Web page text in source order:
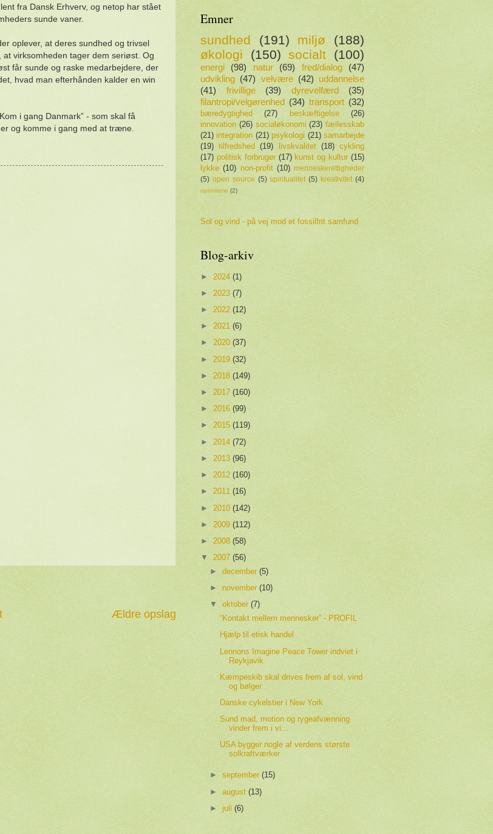
fra Dansk Erhverv, og netop har stået
sunde vaner.
oplever, at deres sundhed og trivsel
virksomheden tager dem seriøst. Og
får sunde og raske medarbejdere, der
hvad man efterhånden kalder en win
i gang Danmark” - som skal få
og komme i gang med at træne.
Ældre opslag
Emner
sundhed (191) miljø
(188)
økologi
(150) socialt (100)
energi (98) natur (69) fred/dialog
(47)
udvikling (47) velvære (42) uddannelse
(41)
frivillige (39) dyrevelfærd
(35)
filantropi/velgørenhed (34) transport (32)
bæredygtighed (27) beskæftigelse
(26)
innovation (26) socialøkonomi (23) fællesskab
(21) integration (21) psykologi (21) samarbejde
(19) tilfredshed (19) livskvalitet (18) cykling
(17) politisk forbruger (17) kunst og kultur (15)
lykke (10) non-profit (10) menneskerettigheder
(5) open source (5) spiritualitet (5) kreativitet (4)
optimisme (2)
Sol og vind - på vej mod et fossilfrit samfund
Blog-arkiv
► 2024 (1)
► 2023 (7)
► 2022 (12)
► 2021 (6)
► 2020 (37)
► 2019 (32)
► 2018 (149)
► 2017 (160)
► 2016 (99)
► 2015 (119)
► 2014 (72)
► 2013 (96)
► 2012 (160)
► 2011 (16)
► 2010 (142)
► 2009 (112)
► 2008 (58)
▼ 2007 (56)
►december(5)
►november(10)
▼oktober(7)
“Kontakt mellem mennesker” - PROFIL
Hjælp til etisk handel
Lennons Imagine Peace Tower indviet i
Reykjavik
Kæmpeskib skal drives frem af sol, vind
og bølger
Danske cykelstier i New York
Sund mad, motion og rygeafvænning
vinder frem i vi...
USA bygger nogle af verdens største
solkraftværker
►september(15)
►august(13)
►juli(6)